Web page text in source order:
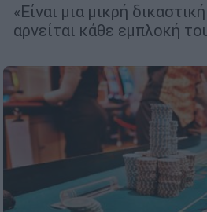
«Είναι μια μικρή
αρνείται κάθε εμπλοκή